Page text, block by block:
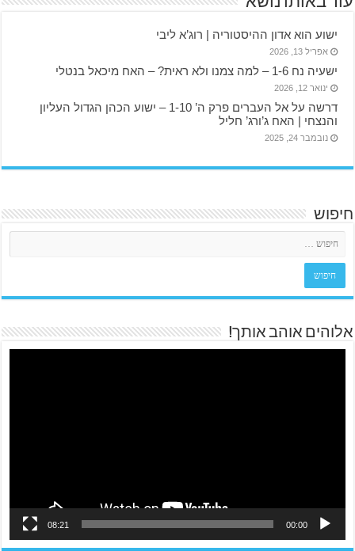
ישוע הוא אדון ההיסטוריה | רוג’א ליבי
אפריל 13, 2026
ישעיה נח 1-6 – למה צמנו ולא ראית? – האח מיכאל בנטלי
ינואר 12, 2026
דרשה על אל העברים פרק ה’ 1-10 – ישוע הכהן הגדול העליון
והנצחי | האח ג’ורג’ חליל
נובמבר 24, 2025
חיפוש
אלוהים אוהב אותך!
00:00
08:21